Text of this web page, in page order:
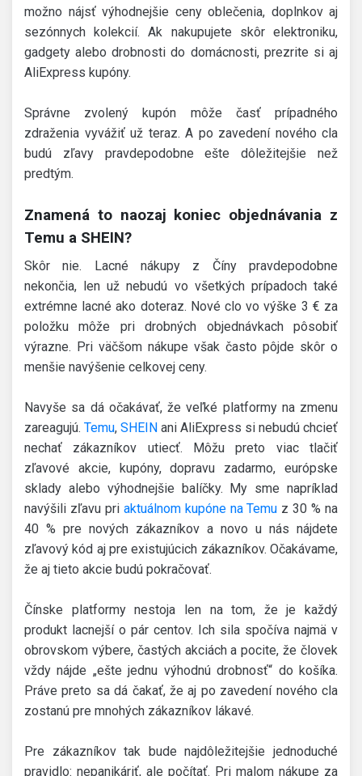
možno nájsť výhodnejšie ceny oblečenia, doplnkov aj
sezónnych kolekcií. Ak nakupujete skôr elektroniku,
gadgety alebo drobnosti do domácnosti, prezrite si aj
AliExpress kupóny.
Správne zvolený kupón môže časť prípadného
zdraženia vyvážiť už teraz. A po zavedení nového cla
budú zľavy pravdepodobne ešte dôležitejšie než
predtým.
Znamená to naozaj koniec objednávania z
Temu a SHEIN?
Skôr nie. Lacné nákupy z Číny pravdepodobne
nekončia, len už nebudú vo všetkých prípadoch také
extrémne lacné ako doteraz. Nové clo vo výške 3 € za
položku môže pri drobných objednávkach pôsobiť
výrazne. Pri väčšom nákupe však často pôjde skôr o
menšie navýšenie celkovej ceny.
Navyše sa dá očakávať, že veľké platformy na zmenu
zareagujú. Temu, SHEIN ani AliExpress si nebudú chcieť
nechať zákazníkov utiecť. Môžu preto viac tlačiť
zľavové akcie, kupóny, dopravu zadarmo, európske
sklady alebo výhodnejšie balíčky. My sme napríklad
navýšili zľavu pri aktuálnom kupóne na Temu z 30 % na
40 % pre nových zákazníkov a novo u nás nájdete
zľavový kód aj pre existujúcich zákazníkov. Očakávame,
že aj tieto akcie budú pokračovať.
Čínske platformy nestoja len na tom, že je každý
produkt lacnejší o pár centov. Ich sila spočíva najmä v
obrovskom výbere, častých akciách a pocite, že človek
vždy nájde „ešte jednu výhodnú drobnosť“ do košíka.
Práve preto sa dá čakať, že aj po zavedení nového cla
zostanú pre mnohých zákazníkov lákavé.
Pre zákazníkov tak bude najdôležitejšie jednoduché
pravidlo: nepanikáriť, ale počítať. Pri malom nákupe za